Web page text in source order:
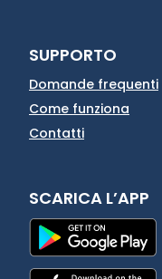
SUPPORTO
Domande frequenti
Come funziona
Contatti
SCARICA L’APP